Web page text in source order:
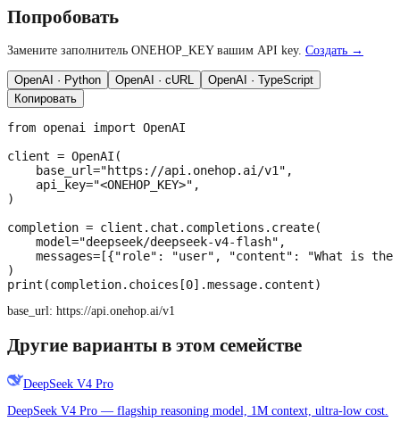
Попробовать
Замените заполнитель ONEHOP_KEY вашим API key. Создать →
OpenAI · Python OpenAI · cURL
OpenAI · TypeScript
Копировать
from openai import OpenAI
client = OpenAI(
    base_url="https://api.onehop.ai/v1",
    api_key="<ONEHOP_KEY>",
)
completion = client.chat.completions.create(
    model="deepseek/deepseek-v4-flash",
messages=[{"role": "user", "content": "What is the
)
print(completion.choices[0].message.content)
base_url: https://api.onehop.ai/v1
Другие варианты в этом семействе
DeepSeek V4 Pro
DeepSeek V4 Pro — flagship reasoning model, 1M context, ultra-low cost.